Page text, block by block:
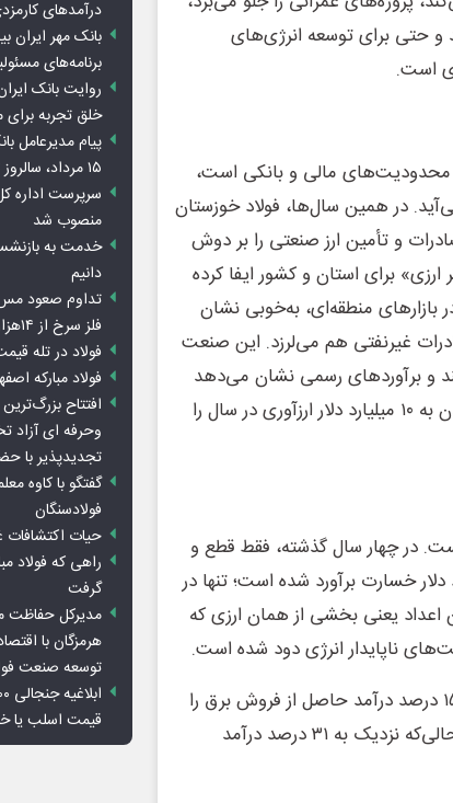
و حتی برای توسعه انرژی‌های
است.
و محدودیت‌های مالی و بانکی است،
در همین سال‌ها، فولاد خوزستان
و تأمین ارز صنعتی را بر دوش
برای استان و کشور ایفا کرده
منطقه‌ای، به‌خوبی نشان
غیرنفتی هم می‌لرزد. این صنعت
و برآوردهای رسمی نشان می‌دهد
در صورت ثبات سیاستی و تأمین انرژی، ظرفیت رسیدن به ۱۰ میلیارد دلار ارزآوری در سال را
در چهار سال گذشته، فقط قطع و
گاز در زنجیره فولاد، حدود ۱۴ میلیارد دلار خسارت برآورد شده است؛ تنها در
دلار می‌رسد. این اعداد یعنی بخشی از همان ارزی که
ناپایدار انرژی دود شده است.
فولاد ۷ درصد برق کشور را مصرف می‌کند، اما حدود ۱۵ درصد درآمد حاصل از فروش برق را
تولید می‌کند. سهم آن از مصرف گاز ۵ درصد است، درحالی‌که نزدیک به ۳۱ درصد درآمد
درآمدهای
برنامه‌های
روایت بانک
خلق تجربه
پیام مدیرعامل
۱۵ مرداد، سالروز تأسیس بانک
سرپرست اداره
منصوب شد
خدمت به
دانیم
تداوم صعود مس
فلز سرخ از ۱۴هزار دلار در هر تن عبور کرد
فولاد در تله
فولاد مبارکه
افتتاح
وحرفه ای آزاد
تجدیدپذیر با
گفتگو با کاوه
فولادسنگان
حیات اکتشافات
راهی که فولاد
گرفت
مدیرکل حفاظت
هرمزگان با
توسعه صنعت
قیمت اسلب یا